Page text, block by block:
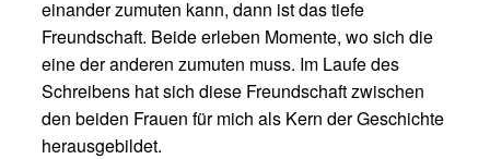
einander zumuten kann, dann ist das tiefe
Freundschaft. Beide erleben Momente, wo sich die
eine der anderen zumuten muss. Im Laufe des
Schreibens hat sich diese Freundschaft zwischen
den beiden Frauen für mich als Kern der Geschichte
herausgebildet.